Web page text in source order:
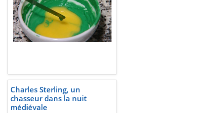
Charles Sterling, un
chasseur dans la nuit
médiévale